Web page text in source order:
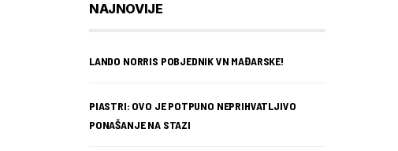
NAJNOVIJE
LANDO NORRIS POBJEDNIK VN MAĐARSKE!
PIASTRI: OVO JE POTPUNO NEPRIHVATLJIVO
PONAŠANJE NA STAZI